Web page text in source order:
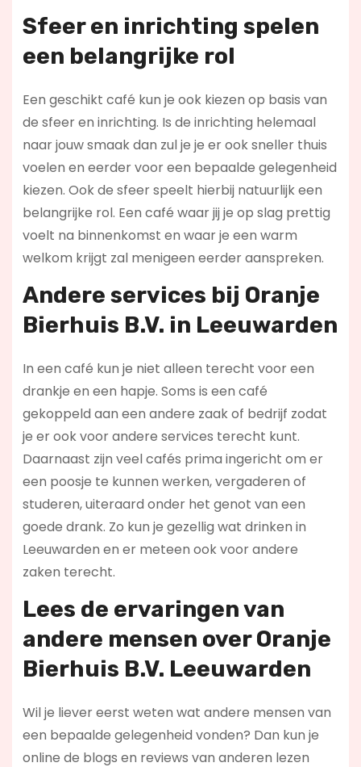
Sfeer en inrichting spelen
een belangrijke rol
Een geschikt café kun je ook kiezen op basis van
de sfeer en inrichting. Is de inrichting helemaal
naar jouw smaak dan zul je je er ook sneller thuis
voelen en eerder voor een bepaalde gelegenheid
kiezen. Ook de sfeer speelt hierbij natuurlijk een
belangrijke rol. Een café waar jij je op slag prettig
voelt na binnenkomst en waar je een warm
welkom krijgt zal menigeen eerder aanspreken.
Andere services bij Oranje
Bierhuis B.V. in Leeuwarden
In een café kun je niet alleen terecht voor een
drankje en een hapje. Soms is een café
gekoppeld aan een andere zaak of bedrijf zodat
je er ook voor andere services terecht kunt.
Daarnaast zijn veel cafés prima ingericht om er
een poosje te kunnen werken, vergaderen of
studeren, uiteraard onder het genot van een
goede drank. Zo kun je gezellig wat drinken in
Leeuwarden en er meteen ook voor andere
zaken terecht.
Lees de ervaringen van
andere mensen over Oranje
Bierhuis B.V. Leeuwarden
Wil je liever eerst weten wat andere mensen van
een bepaalde gelegenheid vonden? Dan kun je
online de blogs en reviews van anderen lezen